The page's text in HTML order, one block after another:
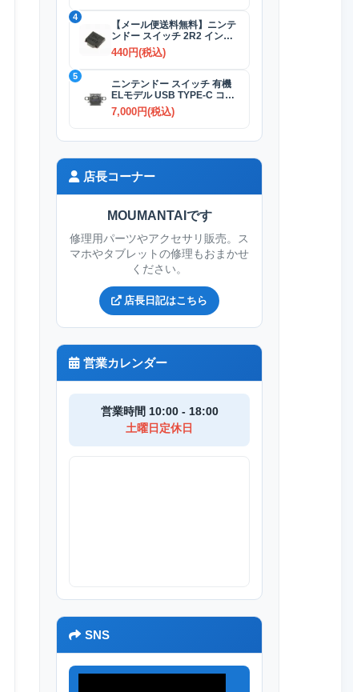
4
【メール便送料無料】ニンテ
ンドー スイッチ 2R2 インダ
クタ(コイル)
440円(税込)
5
ニンテンドー スイッチ 有機
ELモデル USB TYPE-C コネ
クター交換修理
7,000円(税込)
店長コーナー
MOUMANTAIです
修理用パーツやアクセサリ販売。ス
マホやタブレットの修理もおまかせ
ください。
店長日記はこちら
営業カレンダー
営業時間 10:00 - 18:00
土曜日定休日
SNS